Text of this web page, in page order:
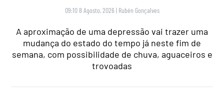
09:10 8 Agosto, 2026 | Rubén Gonçalves
A aproximação de uma depressão vai trazer uma
mudança do estado do tempo já neste fim de
semana, com possibilidade de chuva, aguaceiros e
trovoadas